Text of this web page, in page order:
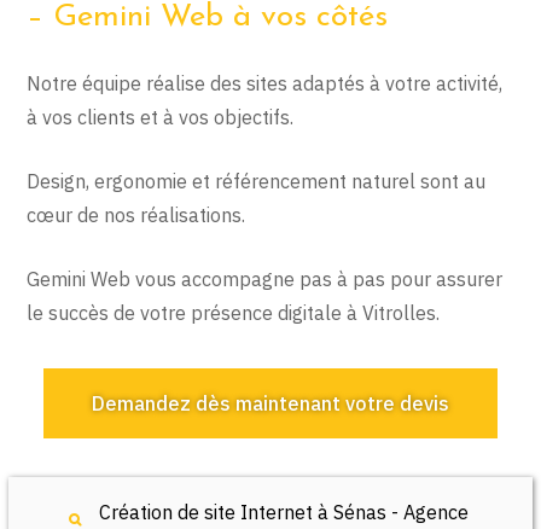
– Gemini Web à vos côtés
Notre équipe réalise des sites adaptés à votre activité,
à vos clients et à vos objectifs.
Design, ergonomie et référencement naturel sont au
cœur de nos réalisations.
Gemini Web vous accompagne pas à pas pour assurer
le succès de votre présence digitale à Vitrolles.
Demandez dès maintenant votre devis
Création de site Internet à Sénas - Agence